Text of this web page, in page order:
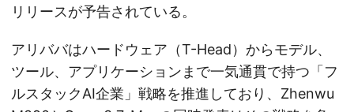
リリースが予告されている。
アリババはハードウェア（T-Head）からモデル、
ツール、アプリケーションまで一気通貫で持つ「フ
ルスタックAI企業」戦略を推進しており、Zhenwu